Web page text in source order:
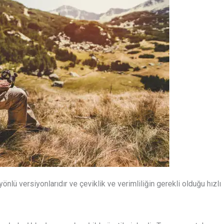
versiyonlarıdır ve çeviklik ve verimliliğin gerekli olduğu hızlı